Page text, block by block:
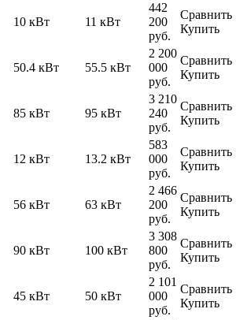
10 кВт 11 кВт
442
200
руб.
Сравнить
Купить
50.4 кВт 55.5 кВт
2 200
000
руб.
Сравнить
Купить
85 кВт 95 кВт
3 210
240
руб.
Сравнить
Купить
12 кВт 13.2 кВт
583
000
руб.
Сравнить
Купить
56 кВт 63 кВт
2 466
200
руб.
Сравнить
Купить
90 кВт 100 кВт
3 308
800
руб.
Сравнить
Купить
45 кВт 50 кВт
2 101
000
руб.
Сравнить
Купить